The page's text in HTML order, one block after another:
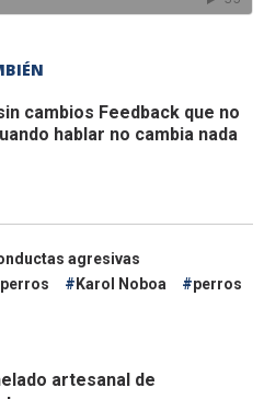
cambios Feedback que no
hablar no cambia nada
agresivas
Karol Noboa perros
artesanal de